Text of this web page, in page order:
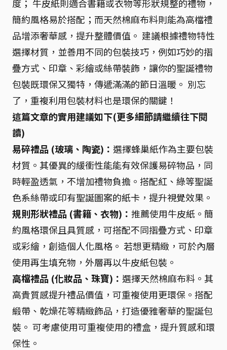
度； 牛皮紙則適合書籍或衣物等形狀規整的禮物，
簡約風格易於搭配；而天然棉麻布料則能為高檔禮
品增添奢華感，提升整體價值。 建議根據禮物特性
選擇材質，並善用不同的包裝技巧，例如巧妙的摺
疊方式、印章、彩繪或絲帶裝飾，讓你的聖誕禮物
包裝既環保又獨特，傳遞滿滿的節日溫暖。 別忘
了，重複利用包裝材料也是環保的關鍵！
這篇文章的實用建議如下(更多細節請繼續往下閱
讀)
易碎禮品 (玻璃、陶瓷)： 選擇蜂巢紙作為主要包裝
材質。其優異的緩衝性能能有效保護易碎物品，同
時輕盈透氣，不增加禮物負擔。搭配紅、綠等聖誕
色系絲帶或印有聖誕圖案的紙卡，提升視覺效果。
規則形狀禮品 (書籍、衣物)： 推薦使用牛皮紙。簡
約風格環保且具質感，可搭配不同摺疊方式、印章
或彩繪，創造個人化風格。 若想更精緻，可於內層
使用再生填充物，外層再以牛皮紙包裝。
高檔禮品 (化妝品、珠寶)： 選擇天然棉麻布料。其
高貴質感提升禮品價值，可重複使用更環保。搭配
緞帶、乾燥花等精緻飾品，打造優雅奢華的聖誕包
裝。 可考慮使用可重複使用的禮盒，提升質感和環
保性。